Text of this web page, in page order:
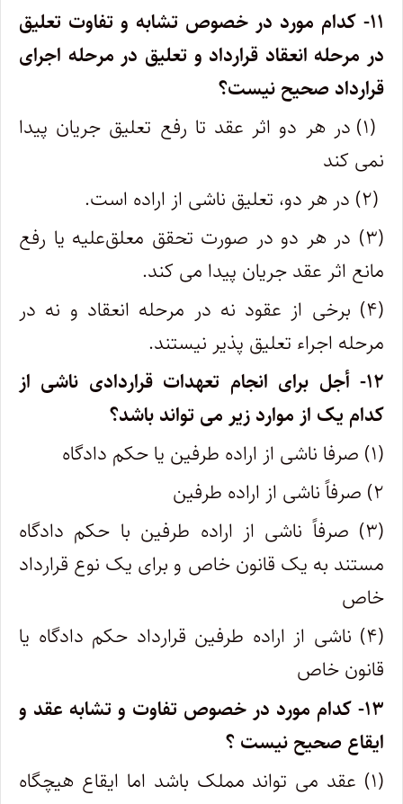
۱۱- کدام مورد در خصوص تشابه و تفاوت تعلیق
در مرحله انعقاد قرارداد و تعلیق در مرحله اجرای
قرارداد صحیح نیست؟
(۱) در هر دو اثر عقد تا رفع تعلیق جریان پیدا
نمی کند
(۲) در هر دو، تعلیق ناشی از اراده است.
(۳) در هر دو در صورت تحقق معلق‌علیه یا رفع
مانع اثر عقد جریان پیدا می کند.
(۴) برخی از عقود نه در مرحله انعقاد و نه در
مرحله اجراء تعلیق پذیر نیستند.
۱۲- أجل برای انجام تعهدات قراردادی ناشی از
کدام یک از موارد زیر می تواند باشد؟
(۱) صرفا ناشی از اراده طرفین یا حکم دادگاه
۲) صرفاً ناشی از اراده طرفین
(۳) صرفاً ناشی از اراده طرفین با حکم دادگاه
مستند به یک قانون خاص و برای یک نوع قرارداد
خاص
(۴) ناشی از اراده طرفین قرارداد حکم دادگاه یا
قانون خاص
۱۳- کدام مورد در خصوص تفاوت و تشابه عقد و
ایقاع صحیح نیست ؟
(۱) عقد می تواند مملک باشد اما ایقاع هیچگاه